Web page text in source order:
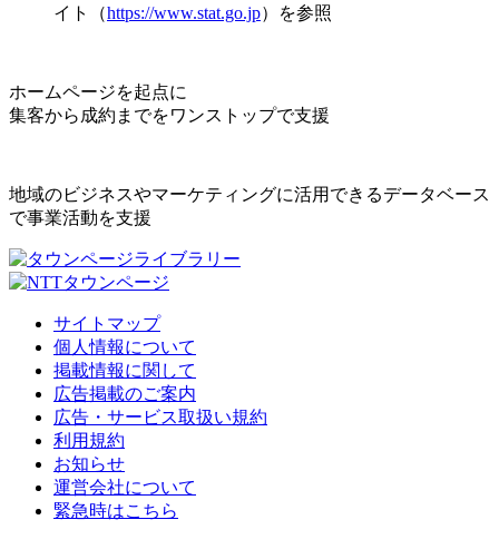
イト（https://www.stat.go.jp）を参照
ホームページを起点に
集客から成約までをワンストップで支援
地域のビジネスやマーケティングに活用できるデータベース
で事業活動を支援
サイトマップ
個人情報について
掲載情報に関して
広告掲載のご案内
広告・サービス取扱い規約
利用規約
お知らせ
運営会社について
緊急時はこちら